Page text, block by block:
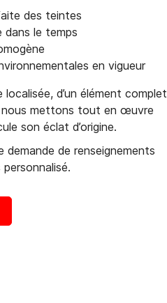
des teintes
dans le temps
en vigueur
localisée, d’un élément complet
nous mettons tout en œuvre
son éclat d’origine.
de renseignements